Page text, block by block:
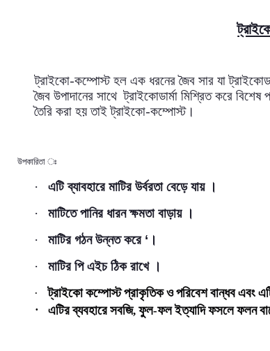
ট্রাইকো-কম্পোস্ট হল এক ধরনের জৈব সার যা
জৈব উপাদানের সাথেট্রাইকোডার্মা মিশ্রিত করে
তৈরি করা হয় তাই ট্রাইকো-কম্পোস্ট।
উপকারিতা ঃ
·
এটি ব্যাবহারে মাটির উর্বরতা বেড়ে যায় ।
·
মাটিতে পানির ধারন ক্ষমতা বাড়ায় ।
·
মাটির গঠন উন্নত করে ‘।
·
মাটির পি এইচ ঠিক রাখে ।
· ট্রাইকো কম্পোস্ট প্রাকৃতিক ও পরিবেশ বান্ধব এবং
· এটিরব্যবহারে সবজি, ফুল-ফলইত্যাদি ফসলে ফলন